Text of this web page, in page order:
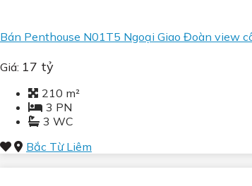
Gửi bán & Cho thuê
Bán Penthouse N01T5 Ngoại Giao Đoàn view
Giá: 17 tỷ
210 m²
3 PN
3 WC
Bắc Từ Liêm